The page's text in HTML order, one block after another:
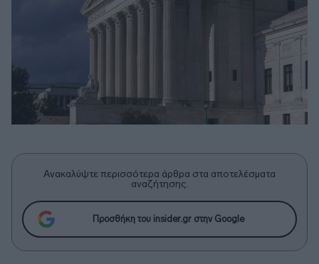
Ανακαλύψτε περισσότερα άρθρα στα αποτελέσματα
αναζήτησης.
Προσθήκη του insider.gr στην Google